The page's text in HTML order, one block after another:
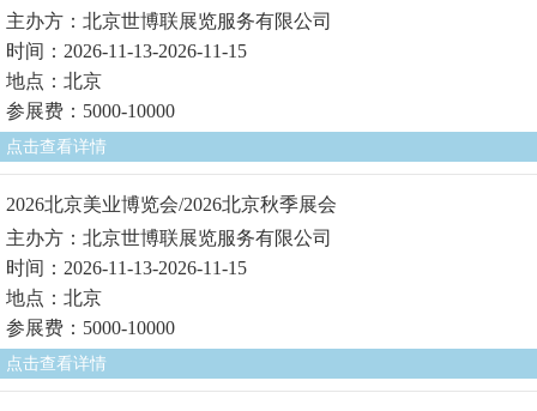
主办方：北京世博联展览服务有限公司
时间：2026-11-13-2026-11-15
地点：北京
参展费：5000-10000
点击查看详情
2026北京美业博览会/2026北京秋季展会
主办方：北京世博联展览服务有限公司
时间：2026-11-13-2026-11-15
地点：北京
参展费：5000-10000
点击查看详情